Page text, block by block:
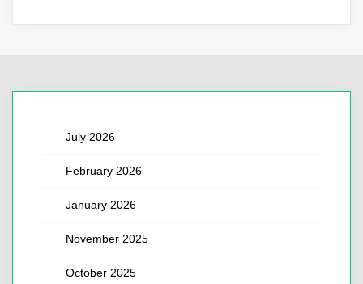
July 2026
February 2026
January 2026
November 2025
October 2025